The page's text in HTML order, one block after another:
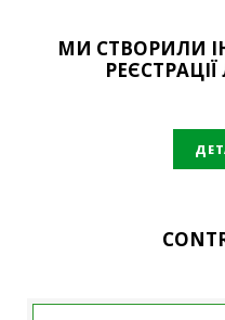
МИ СТВОРИЛИ